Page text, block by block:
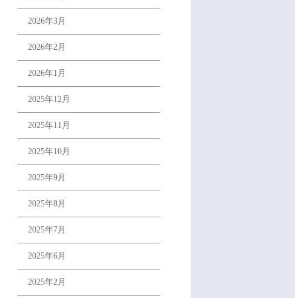
2026年3月
2026年2月
2026年1月
2025年12月
2025年11月
2025年10月
2025年9月
2025年8月
2025年7月
2025年6月
2025年2月